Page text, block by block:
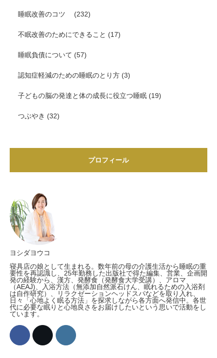
睡眠改善のコツ (232)
不眠改善のためにできること (17)
睡眠負債について (57)
認知症軽減のための睡眠のとり方 (3)
子どもの脳の発達と体の成長に役立つ睡眠 (19)
つぶやき (32)
プロフィール
ヨシダヨウコ
寝具店の娘として生まれる。数年前の母の介護生活から睡眠の重
要性を再認識し、25年勤務した出版社で得た編集、営業、企画開
発の経験から、漢方、発酵食（発酵食大学受講）、アロマ
（AEAJ)、入浴方法（無添加自然派石けん、眠れるための入浴剤
は自作研究）、リラクゼーションヘッドスパなどを取り入れ、
日々「心地よく眠る方法」を探求しながら各方面へ発信中。各世
代に必要な眠りと心地良さをお届けしたいという思いで活動をし
ています。